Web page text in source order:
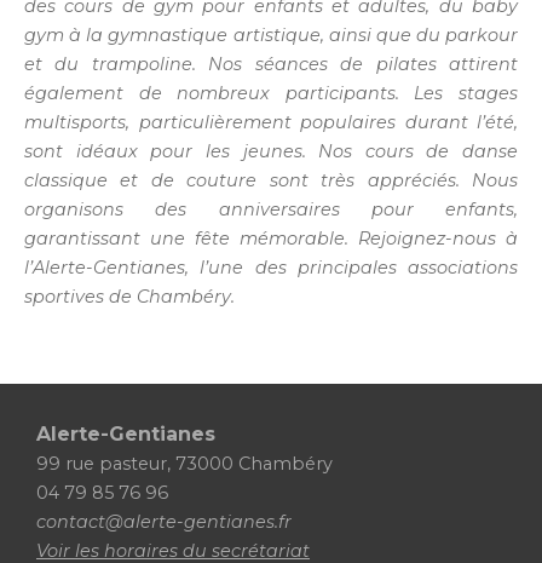
des cours de gym pour enfants et adultes, du baby
gym à la gymnastique artistique, ainsi que du parkour
et du trampoline. Nos séances de pilates attirent
également de nombreux participants. Les stages
multisports, particulièrement populaires durant l’été,
sont idéaux pour les jeunes. Nos cours de danse
classique et de couture sont très appréciés. Nous
organisons des anniversaires pour enfants,
garantissant une fête mémorable. Rejoignez-nous à
l’Alerte-Gentianes, l’une des principales associations
sportives de Chambéry.
Alerte-Gentianes
99 rue pasteur, 73000 Chambéry
04 79 85 76 96
contact@alerte-gentianes.fr
Voir les horaires du secrétariat